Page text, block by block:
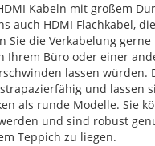
Kabeln mit großem
auch HDMI Flachkabel,
Sie die Verkabelung
Ihrem Büro oder einer
lassen würden.
und lassen
als runde Modelle. Sie
und sind robust
Teppich zu liegen.